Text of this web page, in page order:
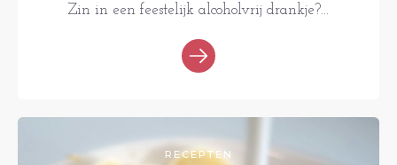
Zin in een feestelijk alcoholvrij drankje?...
RECEPTEN